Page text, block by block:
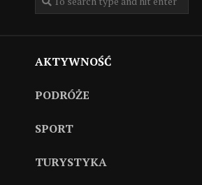
AKTYWNOŚĆ
PODRÓŻE
SPORT
TURYSTYKA